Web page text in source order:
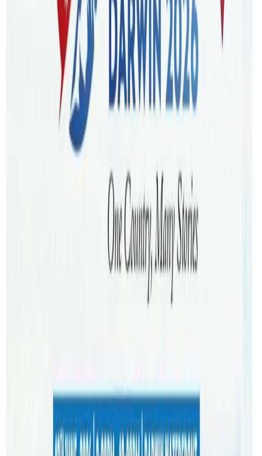
सजिएर पुग्नु भएको थियो ।
काउन्सिलका महानिर्देशक म्याथ्यु स्टेवार्डले भद्रा लगायत नवनिर्वाचित
काउन्सिलरहरुलाई पद तथा गोपनियताको सपथ खुवाउनु भएको हो ।
सपथ ग्रहणमा पुगेका अन्य काउन्सिलर र सहभागीहरुले भद्राको
पोसाकलाई निकै चाख मानेर नियालिरहेका देखिन्थे । आफ्नै
भेषभुषामा सजिएर सपथ लिन पाउदा नेपाली हुनुको गर्व महसुस भएको
भद्राले नेपालट्युबलाई बताउनुभयो । निर्वाचन प्रचारप्रसारको अभियान
देखिनै नेपाली समुदायका लागि गौरव गर्न लायक काम गर्ने बाचा
गर्नुभएका भद्राको सफलताबाट अन्य नेपालीलाई पनि यहाँको
राजनीतिमा लाग्न अभिप्रेरणा मिल्न थालेको छ ।
लेभर पार्टीबाट भद्रा दोस्रो वरियताका उमेद्वार हुनुहुन्थ्यो । १५ जना
काउन्सिलर पदमा भद्राको पार्टीले ९ वटा सिट जितेको छ । नेपालीमा
विद्यार्थी राजनीतिमा सक्रिय भद्रा एक दशकदेखि अष्ट्रेलियाको प्रतिपक्ष
अष्ट्रेलिया आउनुभएको हो । सिन्धुली स्थाई घर भएकी भद्राले
महाराजगञ्ज नर्सिङ क्याम्पसमा स्वतन्त्र विद्यार्थी युनियन स्ववियुको
स्थापना गर्न निकै ठुलो योगदान दिनुभयो । सन् १९९१ मा प्रारम्भिक
कमिटिको अध्यक्ष भएर भद्रा कै नेतृत्वमा महाराजगञ्ज नर्सिङ क्याम्पसमा